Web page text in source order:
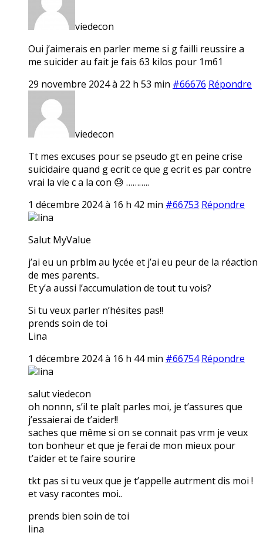
viedecon
Oui j’aimerais en parler meme si g failli reussire a
me suicider au fait je fais 63 kilos pour 1m61
29 novembre 2024 à 22 h 53 min #66676 Répondre
viedecon
Tt mes excuses pour se pseudo gt en peine crise
suicidaire quand g ecrit ce que g ecrit es par contre
vrai la vie c a la con 😓 ………..
1 décembre 2024 à 16 h 42 min #66753 Répondre
lina
Salut MyValue
j’ai eu un prblm au lycée et j’ai eu peur de la réaction
de mes parents..
Et y’a aussi l’accumulation de tout tu vois?
Si tu veux parler n’hésites pas!!
prends soin de toi
Lina
1 décembre 2024 à 16 h 44 min #66754 Répondre
lina
salut viedecon
oh nonnn, s’il te plaît parles moi, je t’assures que
j’essaierai de t’aider!!
saches que même si on se connait pas vrm je veux
ton bonheur et que je ferai de mon mieux pour
t’aider et te faire sourire
tkt pas si tu veux que je t’appelle autrment dis moi !
et vasy racontes moi..
prends bien soin de toi
lina